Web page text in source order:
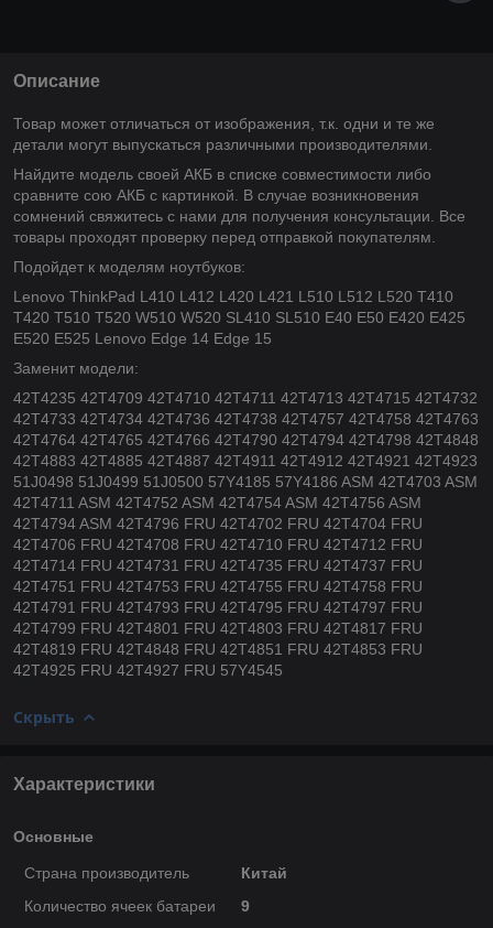
Описание
Товар может отличаться от изображения, т.к. одни и те же
детали могут выпускаться различными производителями.
Найдите модель своей АКБ в списке совместимости либо
сравните сою АКБ с картинкой. В случае возникновения
сомнений свяжитесь с нами для получения консультации. Все
товары проходят проверку перед отправкой покупателям.
Подойдет к моделям ноутбуков:
Lenovo ThinkPad L410 L412 L420 L421 L510 L512 L520 T410
T420 T510 T520 W510 W520 SL410 SL510 E40 E50 E420 E425
E520 E525 Lenovo Edge 14 Edge 15
Заменит модели:
42T4235 42T4709 42T4710 42T4711 42T4713 42T4715 42T4732
42T4733 42T4734 42T4736 42T4738 42T4757 42T4758 42T4763
42T4764 42T4765 42T4766 42T4790 42T4794 42T4798 42T4848
42T4883 42T4885 42T4887 42T4911 42T4912 42T4921 42T4923
51J0498 51J0499 51J0500 57Y4185 57Y4186 ASM 42T4703 ASM
42T4711 ASM 42T4752 ASM 42T4754 ASM 42T4756 ASM
42T4794 ASM 42T4796 FRU 42T4702 FRU 42T4704 FRU
42T4706 FRU 42T4708 FRU 42T4710 FRU 42T4712 FRU
42T4714 FRU 42T4731 FRU 42T4735 FRU 42T4737 FRU
42T4751 FRU 42T4753 FRU 42T4755 FRU 42T4758 FRU
42T4791 FRU 42T4793 FRU 42T4795 FRU 42T4797 FRU
42T4799 FRU 42T4801 FRU 42T4803 FRU 42T4817 FRU
42T4819 FRU 42T4848 FRU 42T4851 FRU 42T4853 FRU
42T4925 FRU 42T4927 FRU 57Y4545
Скрыть
Характеристики
Основные
Страна производитель
Китай
Количество ячеек батареи
9